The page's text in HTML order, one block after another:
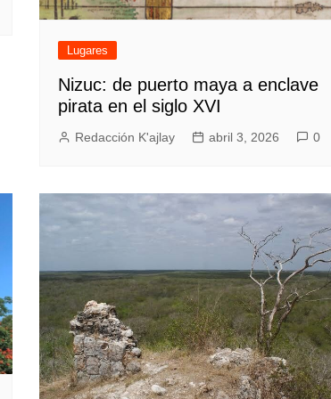
Lugares
Nizuc: de puerto maya a enclave
pirata en el siglo XVI
Redacción K'ajlay abril 3, 2026 0